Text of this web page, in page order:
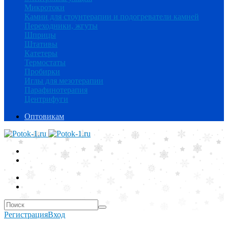
Микротоки
Камни для стоунтерапии и подогреватели камней
Переходники, жгуты
Шприцы
Штативы
Катетеры
Термостаты
Пробирки
Иглы для мезотерапии
Парафинотерапия
Центрифуги
Оптовикам
РегистрацияВход